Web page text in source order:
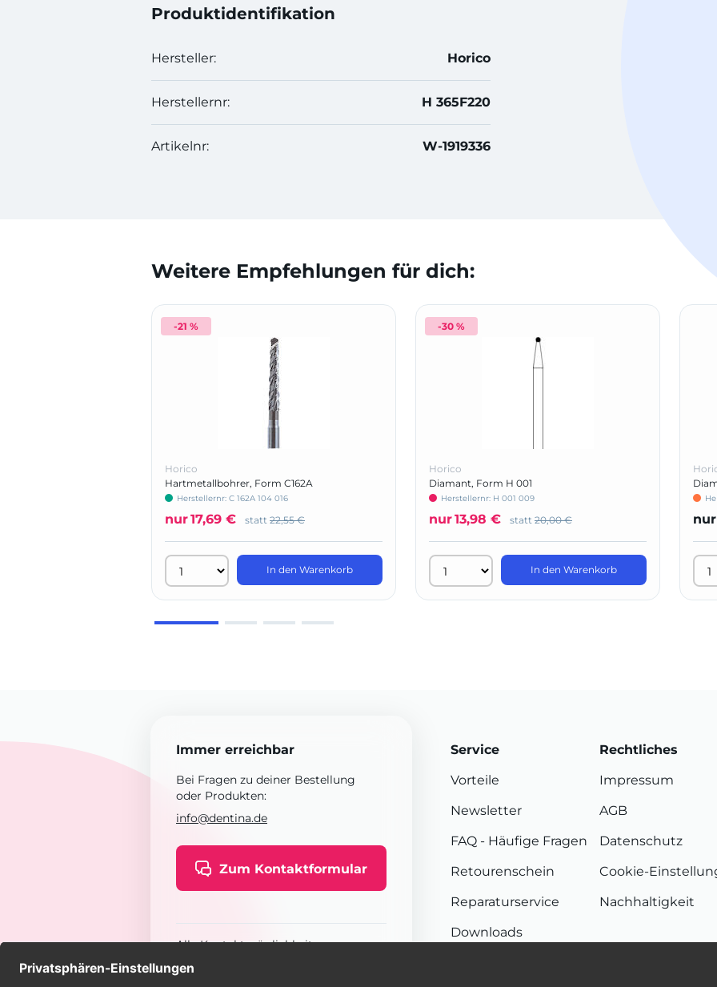
Produktidentifikation
Hersteller: Horico
Herstellernr: H 365F220
Artikelnr: W-1919336
Weitere Empfehlungen für dich:
-21 %
Horico
Hartmetallbohrer, Form C162A
Herstellernr: C 162A 104 016
nur17,69 € statt 22,55 €
In den Warenkorb
-30 %
Horico
Diamant, Form H 001
Herstellernr: H 001 009
nur13,98 € statt 20,00 €
In den Warenkorb
nur
Immer erreichbar
Bei Fragen zu deiner Bestellung
oder Produkten:
info@dentina.de
Zum Kontaktformular
Alle Kontaktmöglichkeiten
Service
Vorteile
Newsletter
FAQ - Häufige Fragen
Retourenschein
Reparaturservice
Downloads
Rechtliches
Impressum
AGB
Datenschutz
Cookie-
Nachhaltigkeit